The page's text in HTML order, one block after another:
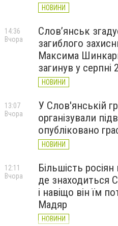
НОВИНИ
Слов’янськ
загиблого
Максима
загинув у серпні
НОВИНИ
14:36
Вчора
У Слов'янській
організували
опубліковано
НОВИНИ
13:07
Вчора
Більшість
де знаходиться
і навіщо він їм
Мадяр
НОВИНИ
12:11
Вчора